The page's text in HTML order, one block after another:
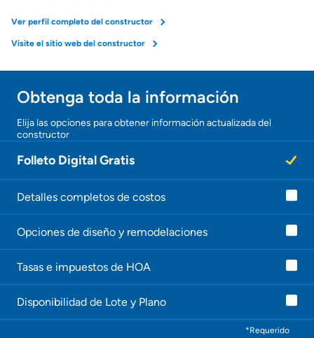
Obtener ofertas por mi casa
Ver perfil completo del constructor
Visite el sitio web del constructor
¡Gracias!
¡
n
e
e
c
t
Obtenga toda la información
Elija las opciones para obtener información actualizada del
constructor
Folleto Digital Gratis
Detalles completos de costos
Opciones de diseño y remodelaciones
Tasas e impuestos de HOA
Disponibilidad de Lote y Plano
*Requerido